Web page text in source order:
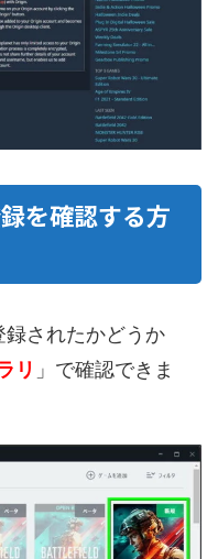
を確認する方
されたかどうか
リ 」で確認できま